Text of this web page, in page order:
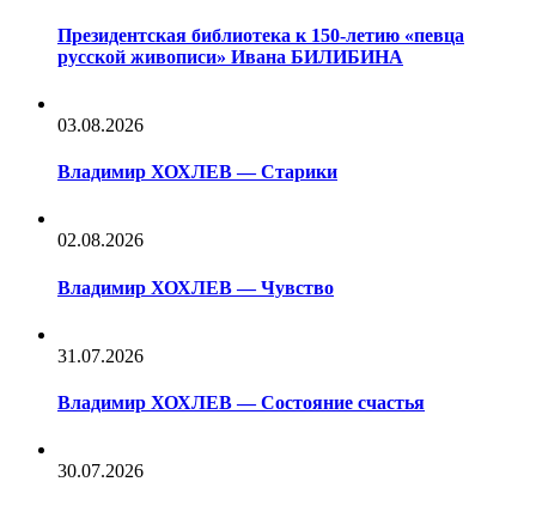
Президентская библиотека к 150-летию «певца
русской живописи» Ивана БИЛИБИНА
03.08.2026
Владимир ХОХЛЕВ — Старики
02.08.2026
Владимир ХОХЛЕВ — Чувство
31.07.2026
Владимир ХОХЛЕВ — Состояние счастья
30.07.2026